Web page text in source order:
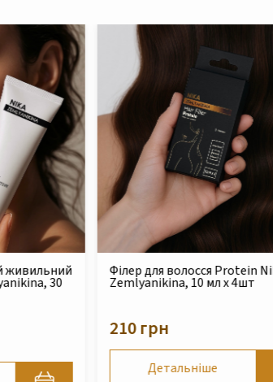
Nika Безсульфатний очищуючий
шампунь для сухого та
пошкодженого волосся Nika
490 грн